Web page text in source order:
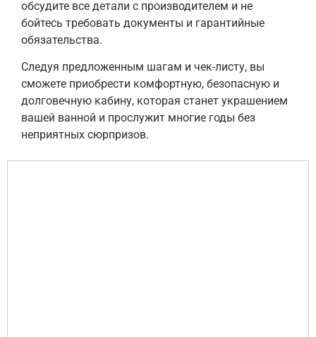
обсудите все детали с производителем и не
бойтесь требовать документы и гарантийные
обязательства.
Следуя предложенным шагам и чек-листу, вы
сможете приобрести комфортную, безопасную и
долговечную кабину, которая станет украшением
вашей ванной и прослужит многие годы без
неприятных сюрпризов.